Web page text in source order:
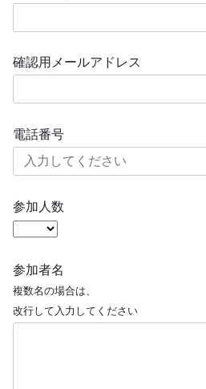
確認用メールアドレス
電話番号
参加人数
参加者名
複数名の場合は、
改行して入力してください